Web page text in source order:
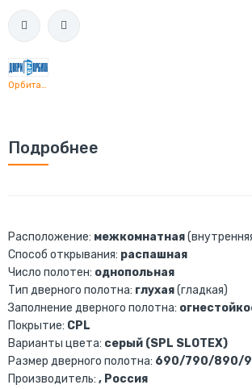
Подробнее
Расположение: межкомнатная
Способ открывания: распашная
Число полотен: однопольная
Тип дверного полотна: глухая(гладкая)
Заполнение дверного полотна:
Покрытие: CPL
Варианты цвета: серый (SPL SLOTEX)
Размер дверного полотна: 690/790/890/
Производитель: , Россия